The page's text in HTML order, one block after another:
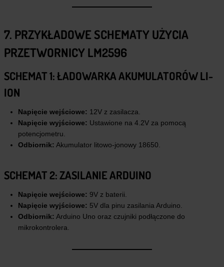
7. PRZYKŁADOWE SCHEMATY UŻYCIA
PRZETWORNICY LM2596
SCHEMAT 1: ŁADOWARKA AKUMULATORÓW LI-
ION
Napięcie wejściowe: 12V z zasilacza.
Napięcie wyjściowe: Ustawione na 4.2V za pomocą
potencjometru.
Odbiornik: Akumulator litowo-jonowy 18650.
SCHEMAT 2: ZASILANIE ARDUINO
Napięcie wejściowe: 9V z baterii.
Napięcie wyjściowe: 5V dla pinu zasilania Arduino.
Odbiornik: Arduino Uno oraz czujniki podłączone do
mikrokontrolera.